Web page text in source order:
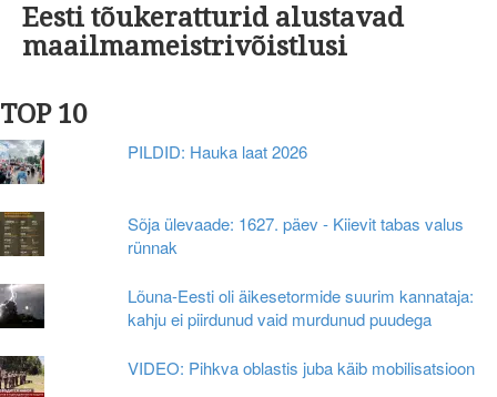
Eesti tõukeratturid alustavad
maailmameistrivõistlusi
TOP 10
PILDID: Hauka laat 2026
Sõja ülevaade: 1627. päev - Kiievit tabas valus
rünnak
Lõuna-Eesti oli äikesetormide suurim kannataja:
kahju ei piirdunud vaid murdunud puudega
VIDEO: Pihkva oblastis juba käib mobilisatsioon